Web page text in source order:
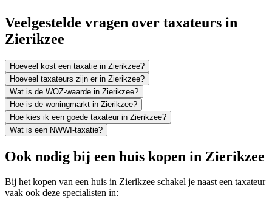
Veelgestelde vragen over taxateurs in
Zierikzee
Hoeveel kost een taxatie in Zierikzee?
Hoeveel taxateurs zijn er in Zierikzee?
Wat is de WOZ-waarde in Zierikzee?
Hoe is de woningmarkt in Zierikzee?
Hoe kies ik een goede taxateur in Zierikzee?
Wat is een NWWI-taxatie?
Ook nodig bij een huis kopen in Zierikzee
Bij het kopen van een huis in Zierikzee schakel je naast een taxateur
vaak ook deze specialisten in: